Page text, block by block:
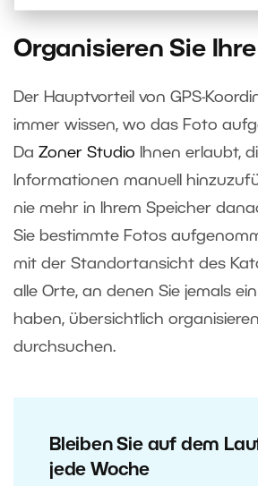
Organisieren Sie
Der Hauptvorteil von GPS-
immer wissen, wo das Foto
Da Zoner Studio Ihnen erlaubt,
Informationen manuell
nie mehr in Ihrem Speicher
Sie bestimmte Fotos
mit der Standortansicht des
alle Orte, an denen Sie jemals
haben, übersichtlich
durchsuchen.
Bleiben Sie auf dem
jede Woche